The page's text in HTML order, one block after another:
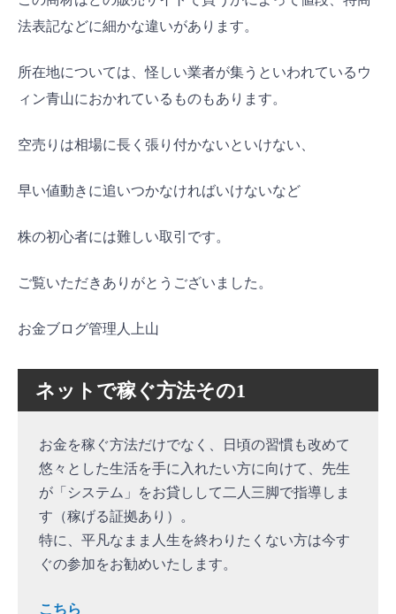
法表記などに細かな違いがあります。
所在地については、怪しい業者が集うといわれているウ
ィン青山におかれているものもあります。
空売りは相場に長く張り付かないといけない、
早い値動きに追いつかなければいけないなど
株の初心者には難しい取引です。
ご覧いただきありがとうございました。
お金ブログ管理人上山
ネットで稼ぐ方法その1
お金を稼ぐ方法だけでなく、日頃の習慣も改めて
悠々とした生活を手に入れたい方に向けて、先生
が「システム」をお貸しして二人三脚で指導しま
す（稼げる証拠あり）。
特に、平凡なまま人生を終わりたくない方は今す
ぐの参加をお勧めいたします。
こちら